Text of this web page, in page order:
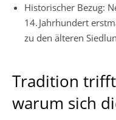
Historischer Bezug:
14. Jahrhundert
zu den älteren
Tradition
warum sich